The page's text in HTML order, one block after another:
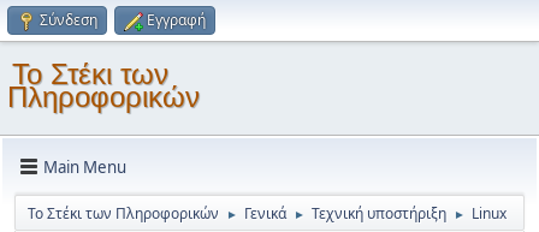
Σύνδεση Εγγραφή
Το Στέκι των
Πληροφορικών
Main Menu
Το Στέκι των Πληροφορικών ► Γενικά ► Τεχνική υποστήριξη ► Linux